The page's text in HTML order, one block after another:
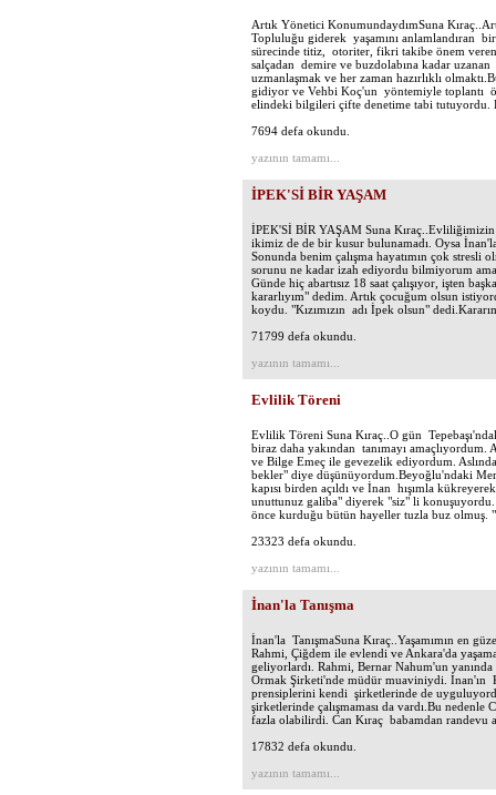
Artık Yönetici KonumundaydımSuna
Topluluğu giderek yaşamını anlamlandıran
sürecinde titiz, otoriter, fikri takibe önem
salçadan demire ve buzdolabına kadar
uzmanlaşmak ve her zaman hazırlıklı
gidiyor ve Vehbi Koç'un yöntemiyle toplantı
elindeki bilgileri çifte denetime tabi tutuyordu.
7694 defa okundu.
yazının tamamı...
İPEK'Sİ BİR YAŞAM
İPEK'Sİ BİR YAŞAM Suna Kıraç..Evliliğimizin
ikimiz de de bir kusur bulunamadı. Oysa
Sonunda benim çalışma hayatımın çok stresli
sorunu ne kadar izah ediyordu bilmiyorum
Günde hiç abartısız 18 saat çalışıyor, işten
kararlıyım" dedim. Artık çocuğum olsun
koydu. "Kızımızın adı İpek olsun"
71799 defa okundu.
yazının tamamı...
Evlilik Töreni
Evlilik Töreni Suna Kıraç..O gün
biraz daha yakından tanımayı
ve Bilge Emeç ile gevezelik ediyordum.
bekler" diye düşünüyordum.Beyoğlu'ndaki
kapısı birden açıldı ve İnan hışımla
unuttunuz galiba" diyerek "siz" li
önce kurduğu bütün hayeller tuzla buz olmuş.
23323 defa okundu.
yazının tamamı...
İnan'la Tanışma
İnan'la TanışmaSuna Kıraç..Yaşamımın en
Rahmi, Çiğdem ile evlendi ve Ankara'da
geliyorlardı. Rahmi, Bernar Nahum'un
Ormak Şirketi'nde müdür muaviniydi. İnan'ın
prensiplerini kendi şirketlerinde de
şirketlerinde çalışmaması da vardı.Bu
fazla olabilirdi. Can Kıraç babamdan randevu
17832 defa okundu.
yazının tamamı...